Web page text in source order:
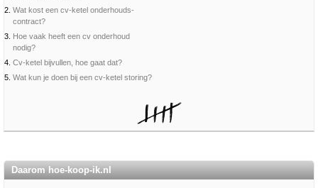
2. Wat kost een cv-ketel onderhouds-
contract?
3. Hoe vaak heeft een cv onderhoud
nodig?
4. Cv-ketel bijvullen, hoe gaat dat?
5. Wat kun je doen bij een cv-ketel storing?
Daarom hoe-koop-ik.nl